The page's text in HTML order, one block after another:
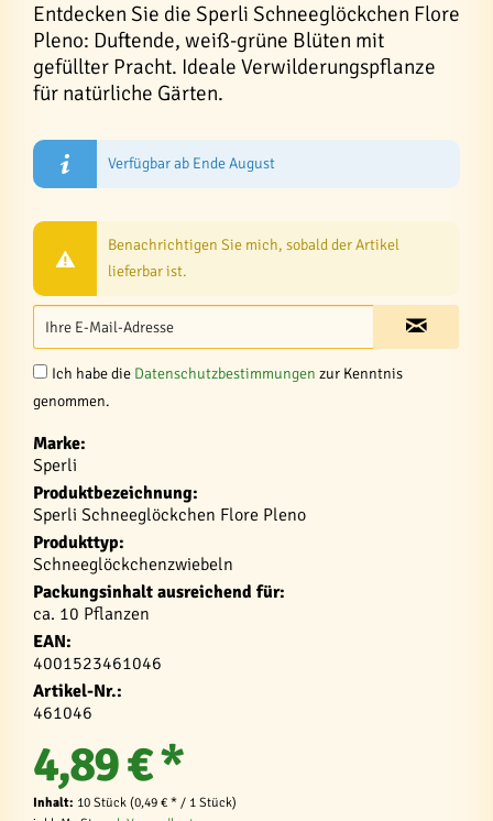
Entdecken Sie die Sperli Schneeglöckchen Flore
Pleno: Duftende, weiß-grüne Blüten mit
gefüllter Pracht. Ideale Verwilderungspflanze
für natürliche Gärten.
Verfügbar ab Ende August
Benachrichtigen Sie mich, sobald der Artikel
lieferbar ist.
Ich habe die Datenschutzbestimmungen zur Kenntnis
genommen.
Marke:
Sperli
Produktbezeichnung:
Sperli Schneeglöckchen Flore Pleno
Produkttyp:
Schneeglöckchenzwiebeln
Packungsinhalt ausreichend für:
ca. 10 Pflanzen
EAN:
4001523461046
Artikel-Nr.:
461046
4,89 € *
Inhalt: 10 Stück (0,49 € * / 1 Stück)